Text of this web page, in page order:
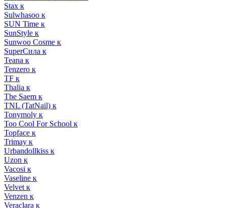
Stax к
Sulwhasoo к
SUN Time к
SunStyle к
Sunwoo Cosme к
SuperСила к
Teana к
Tenzero к
TF к
Thalia к
The Saem к
TNL (TatNail) к
Tonymoly к
Too Cool For School к
Topface к
Trimay к
Urbandollkiss к
Uzon к
Vacosi к
Vaseline к
Velvet к
Venzen к
Veraclara к